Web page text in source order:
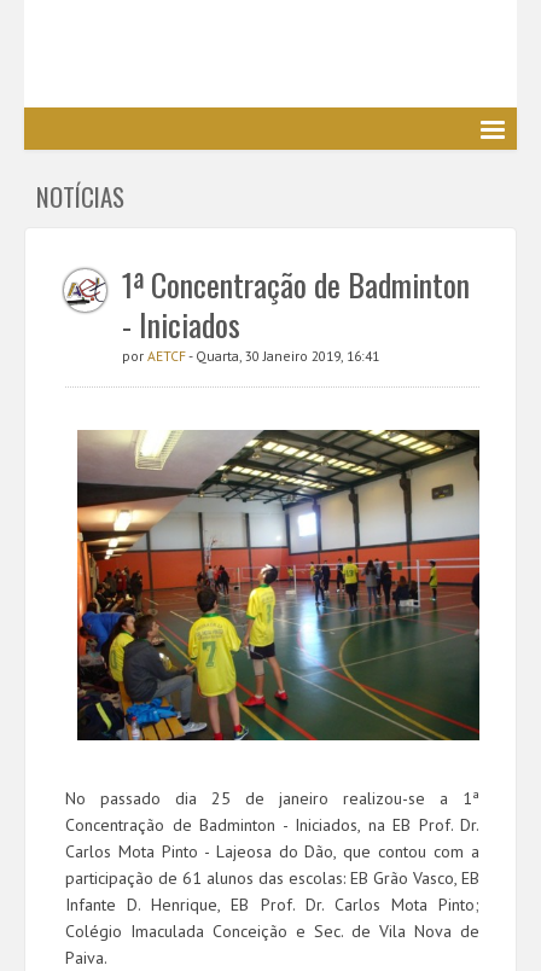
EE / Alunos
Cursos Profissionais
Bibliotecas
Media AETCF
Legislação
NOTÍCIAS
1ª Concentração de Badminton
- Iniciados
por AETCF- Quarta, 30 Janeiro 2019, 16:41
No passado dia 25 de janeiro realizou-se a 1ª
Concentração de Badminton - Iniciados, na EB Prof. Dr.
Carlos Mota Pinto - Lajeosa do Dão, que contou com a
participação de 61 alunos das escolas: EB Grão Vasco, EB
Infante D. Henrique, EB Prof. Dr. Carlos Mota Pinto;
Colégio Imaculada Conceição e Sec. de Vila Nova de
Paiva.